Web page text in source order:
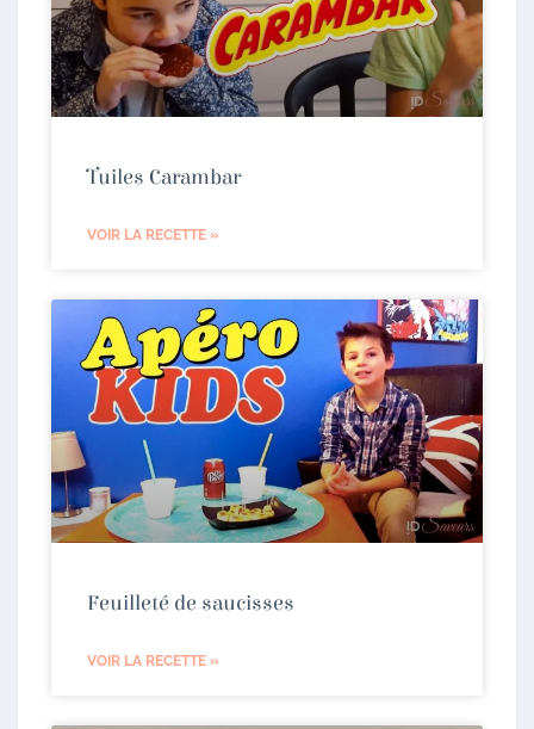
Tuiles Carambar
VOIR LA RECETTE »
Feuilleté de saucisses
VOIR LA RECETTE »